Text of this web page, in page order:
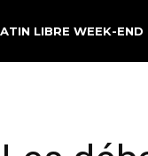
LIBRE WEEK-END